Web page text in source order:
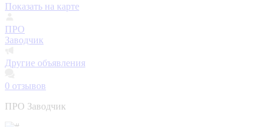
Показать на карте
ПРО
Заводчик
Другие объявления
0 отзывов
ПРО Заводчик